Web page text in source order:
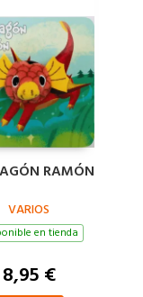
RAMÓN
VARIOS
en tienda
8,95 €